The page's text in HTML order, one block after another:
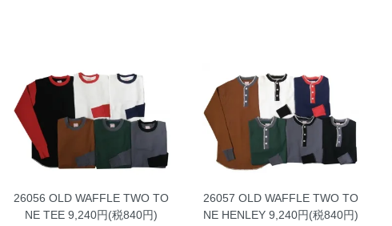
26056 OLD WAFFLE TWO TO
NE TEE 9,240円(税840円)
26057 OLD WAFFLE TWO TO
NE HENLEY9,240円(税840円)